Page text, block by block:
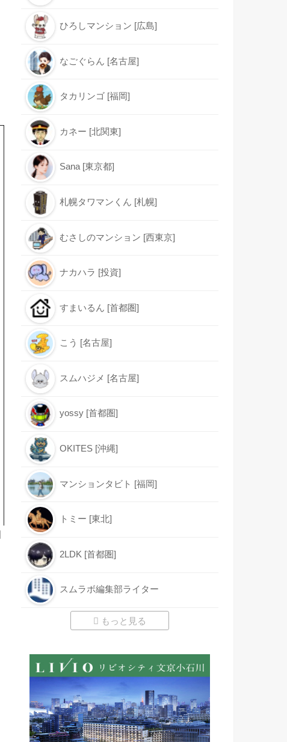
ひろしマンション [広島]
なごぐらん [名古屋]
タカリンゴ [福岡]
カネー [北関東]
Sana [東京都]
札幌タワマンくん [札幌]
むさしのマンション [西東京]
ナカハラ [投資]
すまいるん [首都圏]
こう [名古屋]
スムハジメ [名古屋]
yossy [首都圏]
OKITES [沖縄]
マンションタビト [福岡]
トミー [東北]
2LDK [首都圏]
スムラボ編集部ライター
もっと見る